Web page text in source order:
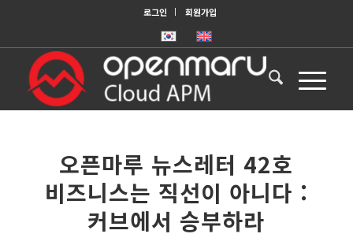
로그인 회원가입
오픈마루 뉴스레터 42호
비즈니스는 직선이 아니다 :
커브에서 승부하라